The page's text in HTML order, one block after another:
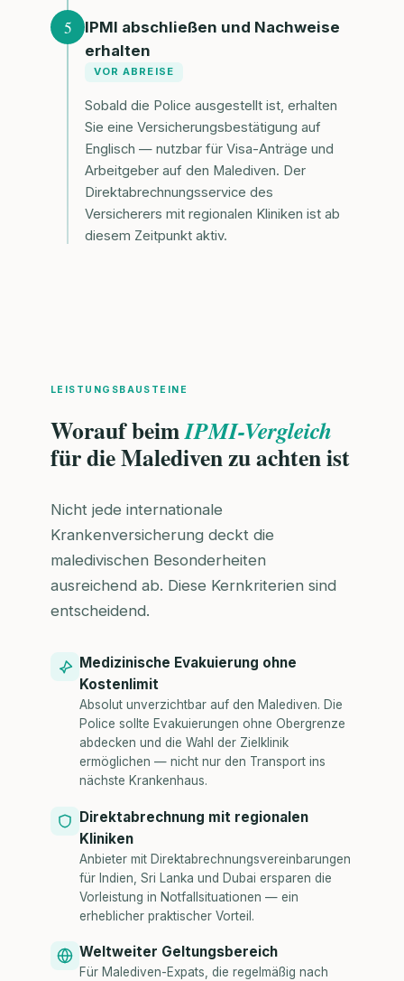
5
IPMI abschließen und Nachweise
erhalten
VOR ABREISE
Sobald die Police ausgestellt ist, erhalten
Sie eine Versicherungsbestätigung auf
Englisch — nutzbar für Visa-Anträge und
Arbeitgeber auf den Malediven. Der
Direktabrechnungsservice des
Versicherers mit regionalen Kliniken ist ab
diesem Zeitpunkt aktiv.
LEISTUNGSBAUSTEINE
Worauf beimIPMI-Vergleich
für die Malediven zu achten ist
Nicht jede internationale
Krankenversicherung deckt die
maledivischen Besonderheiten
ausreichend ab. Diese Kernkriterien sind
entscheidend.
Medizinische Evakuierung ohne
Kostenlimit
Absolut unverzichtbar auf den Malediven. Die
Police sollte Evakuierungen ohne Obergrenze
abdecken und die Wahl der Zielklinik
ermöglichen — nicht nur den Transport ins
nächste Krankenhaus.
Direktabrechnung mit regionalen
Kliniken
Anbieter mit Direktabrechnungsvereinbarungen
für Indien, Sri Lanka und Dubai ersparen die
Vorleistung in Notfallsituationen — ein
erheblicher praktischer Vorteil.
Weltweiter Geltungsbereich
Für Malediven-Expats, die regelmäßig nach